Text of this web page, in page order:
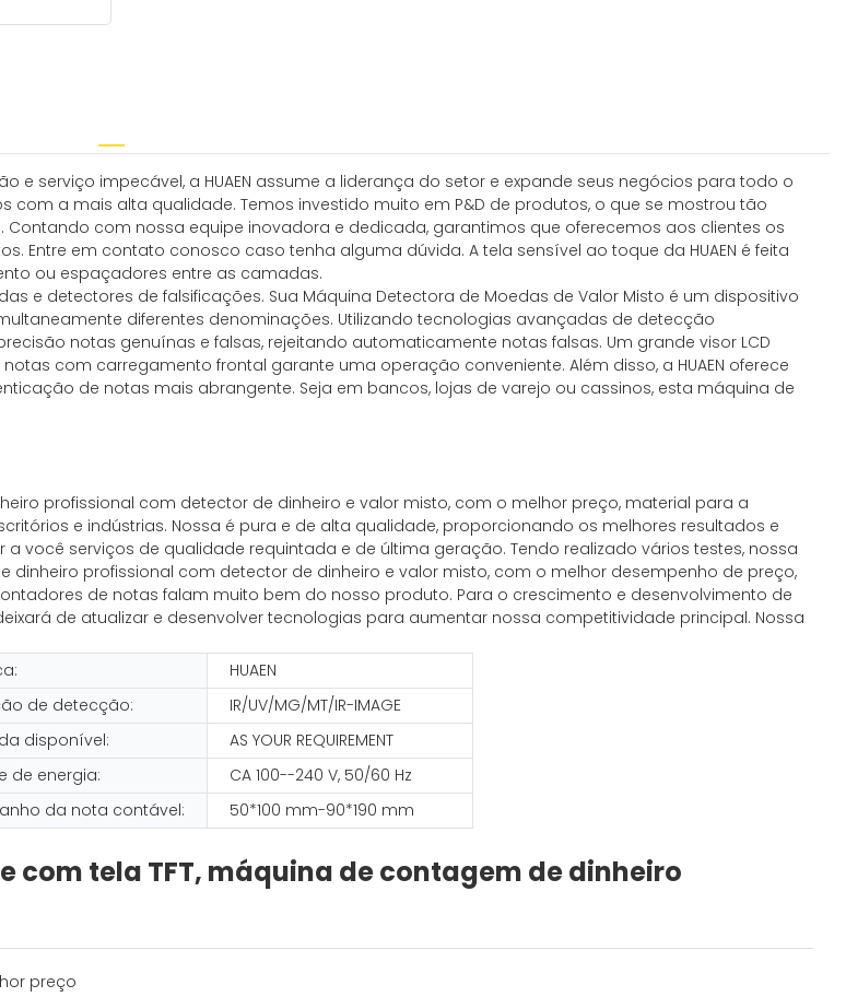
serviço impecável, a HUAEN assume a liderança do setor e expande seus negócios para todo o
a mais alta qualidade. Temos investido muito em P&D de produtos, o que se mostrou tão
com nossa equipe inovadora e dedicada, garantimos que oferecemos aos clientes os
Entre em contato conosco caso tenha alguma dúvida. A tela sensível ao toque da HUAEN é feita
ou espaçadores entre as camadas.
e detectores de falsificações. Sua Máquina Detectora de Moedas de Valor Misto é um dispositivo
diferentes denominações. Utilizando tecnologias avançadas de detecção
notas genuínas e falsas, rejeitando automaticamente notas falsas. Um grande visor LCD
com carregamento frontal garante uma operação conveniente. Além disso, a HUAEN oferece
de notas mais abrangente. Seja em bancos, lojas de varejo ou cassinos, esta máquina de
profissional com detector de dinheiro e valor misto, com o melhor preço, material para a
e indústrias. Nossa é pura e de alta qualidade, proporcionando os melhores resultados e
você serviços de qualidade requintada e de última geração. Tendo realizado vários testes, nossa
profissional com detector de dinheiro e valor misto, com o melhor desempenho de preço,
de notas falam muito bem do nosso produto. Para o crescimento e desenvolvimento de
de atualizar e desenvolver tecnologias para aumentar nossa competitividade principal. Nossa
HUAEN
de detecção:
IR/UV/MG/MT/IR-IMAGE
disponível:
AS YOUR REQUIREMENT
de energia:
CA 100--240 V, 50/60 Hz
da nota contável: 50*100 mm-90*190 mm
tela TFT, máquina de contagem de dinheiro